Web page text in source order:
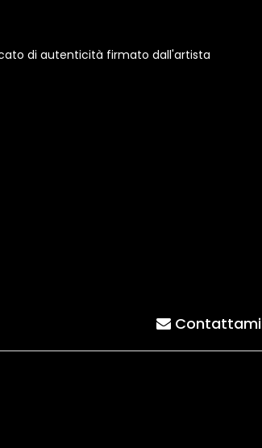
di autenticità firmato dall'artista
Contattami